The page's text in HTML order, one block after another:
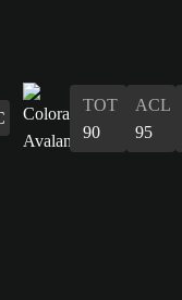
TOT
90
ACL
95